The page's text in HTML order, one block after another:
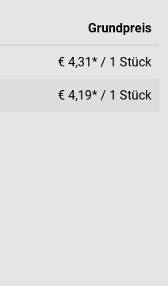
Grundpreis
€ 4,31* / 1 Stück
€ 4,19* / 1 Stück